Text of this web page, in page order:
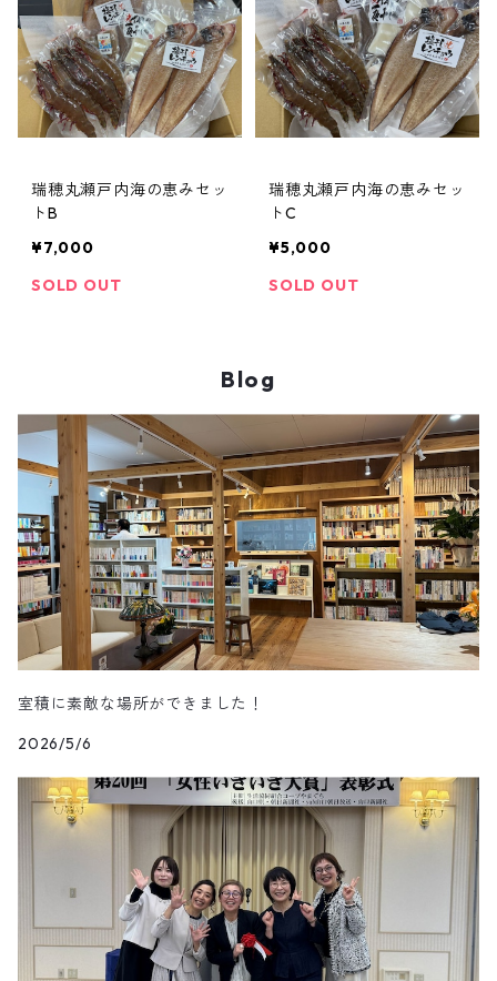
瑞穂丸瀬戸内海の恵みセッ
トB
¥7,000
SOLD OUT
瑞穂丸瀬戸内海の恵みセッ
トC
¥5,000
SOLD OUT
Blog
室積に素敵な場所ができました！
2026/5/6